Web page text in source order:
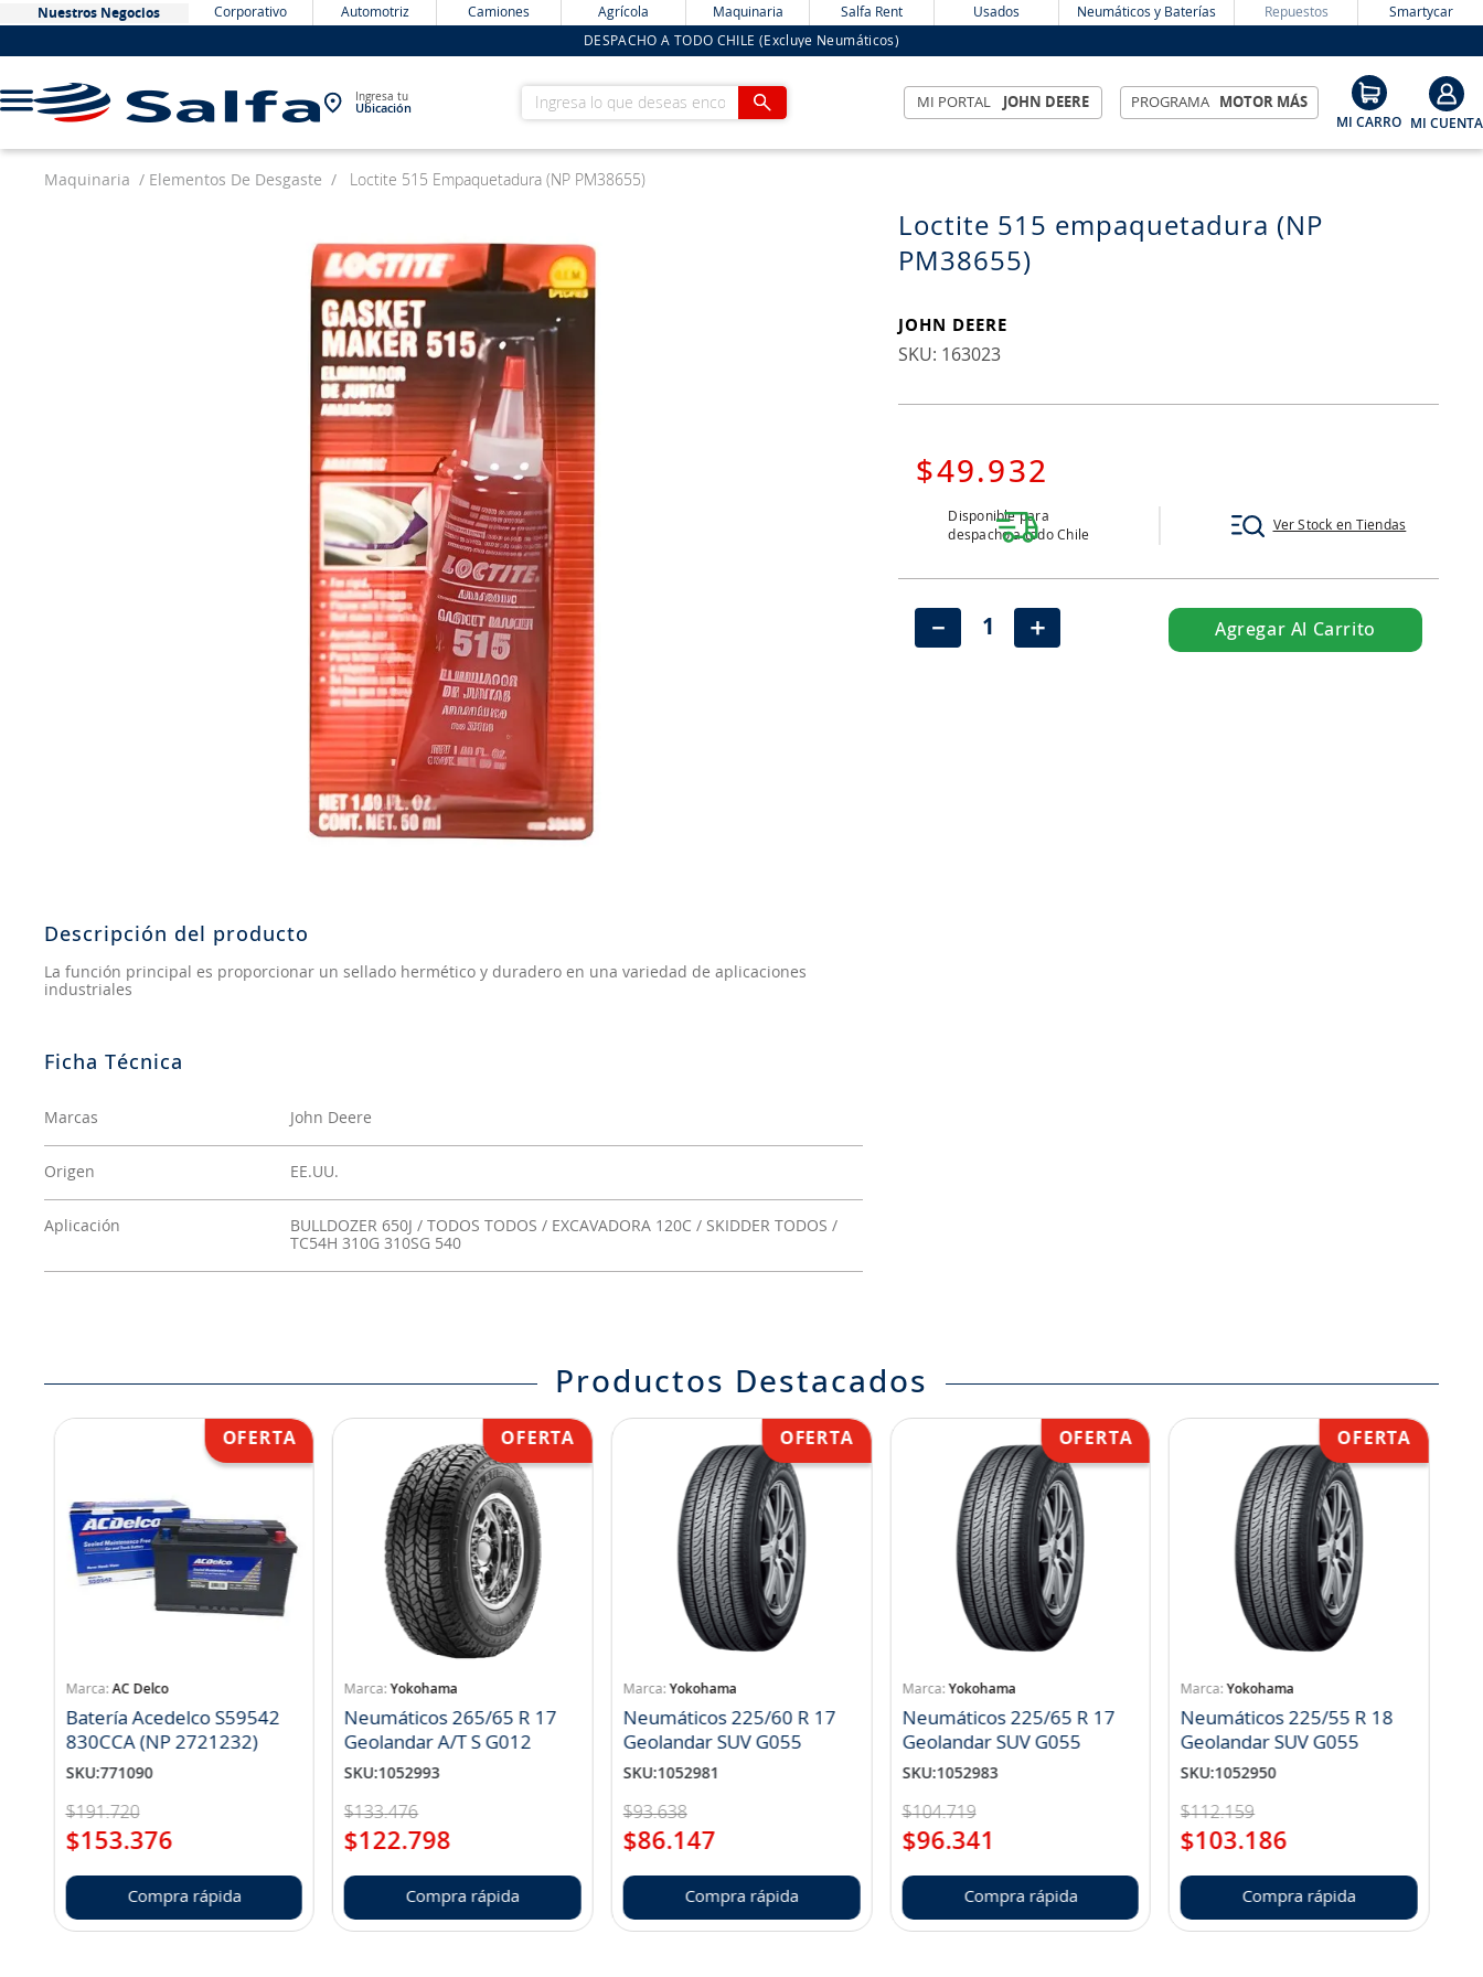
Nuestros Negocios Corporativo Automotriz Camiones Agrícola Maquinaria Salfa Rent Usados Neumáticos y Baterías Repuestos Smartycar
DESPACHO A TODO CHILE (Excluye Neumáticos)
Ingresa tu
Ubicación
Ingresa lo que deseas encontrar MI PORTAL JOHN DEERE PROGRAMA MOTOR MÁS
Maquinaria Elementos De Desgaste Loctite 515 Empaquetadura (NP PM38655)
Descripción del producto
La función principal es proporcionar un sellado hermético y duradero en una variedad de aplicaciones
industriales
Marcas John Deere
Origen EE.UU.
Aplicación
BULLDOZER 650J / TODOS TODOS / EXCAVADORA 120C / SKIDDER TODOS /
TC54H 310G 310SG 540
Loctite 515 empaquetadura (NP
PM38655)
JOHN DEERE
: 163023
$49.932
Disponible para
despacho a todo Chile
Ver Stock en Tiendas
＋
－ Agregar Al Carrito
Productos Destacados
AC Delco
Batería Acedelco S59542
830CCA (NP 2721232)
SKU:771090
$191.720
$153.376
Compra rápida
Yokohama
Neumáticos 265/65 R 17
Geolandar A/T S G012
SKU:1052993
$133.476
$122.798
Compra rápida
Yokohama
Neumáticos 225/60 R 17
Geolandar SUV G055
SKU:1052981
$93.638
$86.147
Compra rápida
Yokohama
Neumáticos 225/65 R 17
Geolandar SUV G055
SKU:1052983
$104.719
$96.341
Compra rápida
Yokohama
Neumáticos 225/55 R 18
Geolandar SUV G055
SKU:1052950
$112.159
$103.186
Compra rápida